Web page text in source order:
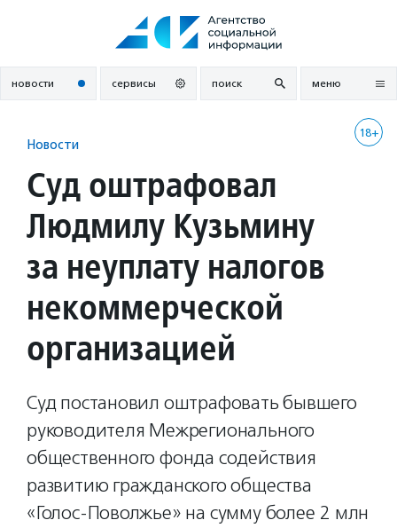
новости сервисы поиск меню
18+
Новости
Суд оштрафовал
Людмилу Кузьмину
за неуплату налогов
некоммерческой
организацией
Суд постановил оштрафовать бывшего
руководителя Межрегионального
общественного фонда содействия
развитию гражданского общества
«Голос-Поволжье» на сумму более 2 млн